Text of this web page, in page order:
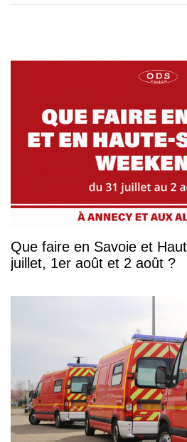
Que faire en Savoie et
juillet, 1er août et 2 août ?